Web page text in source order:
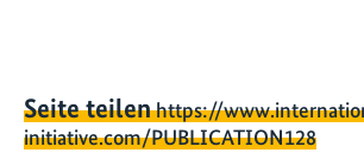
Seite teilenhttps://
initiative.com/PUBLICATION128